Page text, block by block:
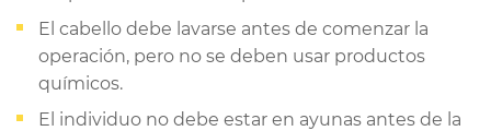
El cabello debe lavarse antes de comenzar la
operación, pero no se deben usar productos
químicos.
El individuo no debe estar en ayunas antes de la